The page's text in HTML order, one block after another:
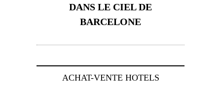
DANS LE CIEL DE
BARCELONE
ACHAT-VENTE HOTELS